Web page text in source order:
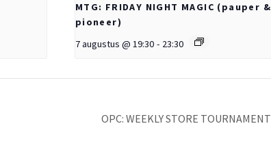
MTG: FRIDAY NIGHT MAGIC (pauper &
pioneer)
7 augustus @ 19:30 - 23:30
OPC: WEEKLY STORE TOURNAMENT